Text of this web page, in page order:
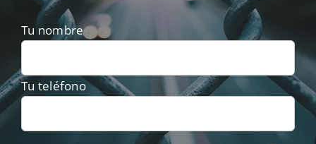
Tu nombre
Tu teléfono